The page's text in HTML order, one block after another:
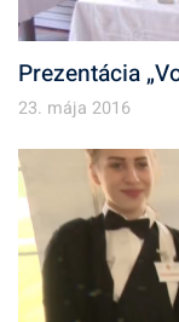
Prezentácia
23. mája 2016